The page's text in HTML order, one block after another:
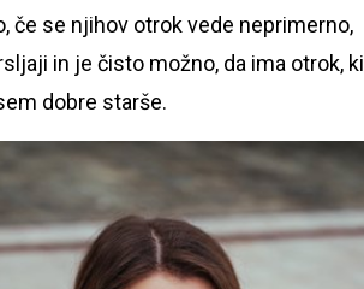
če se njihov otrok vede neprimerno,
in je čisto možno, da ima otrok, ki
dobre starše.